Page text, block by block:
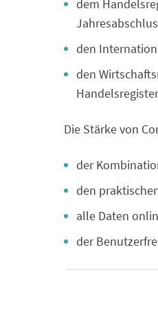
dem
den
den
Die Stärke von
der
den
alle Daten
der